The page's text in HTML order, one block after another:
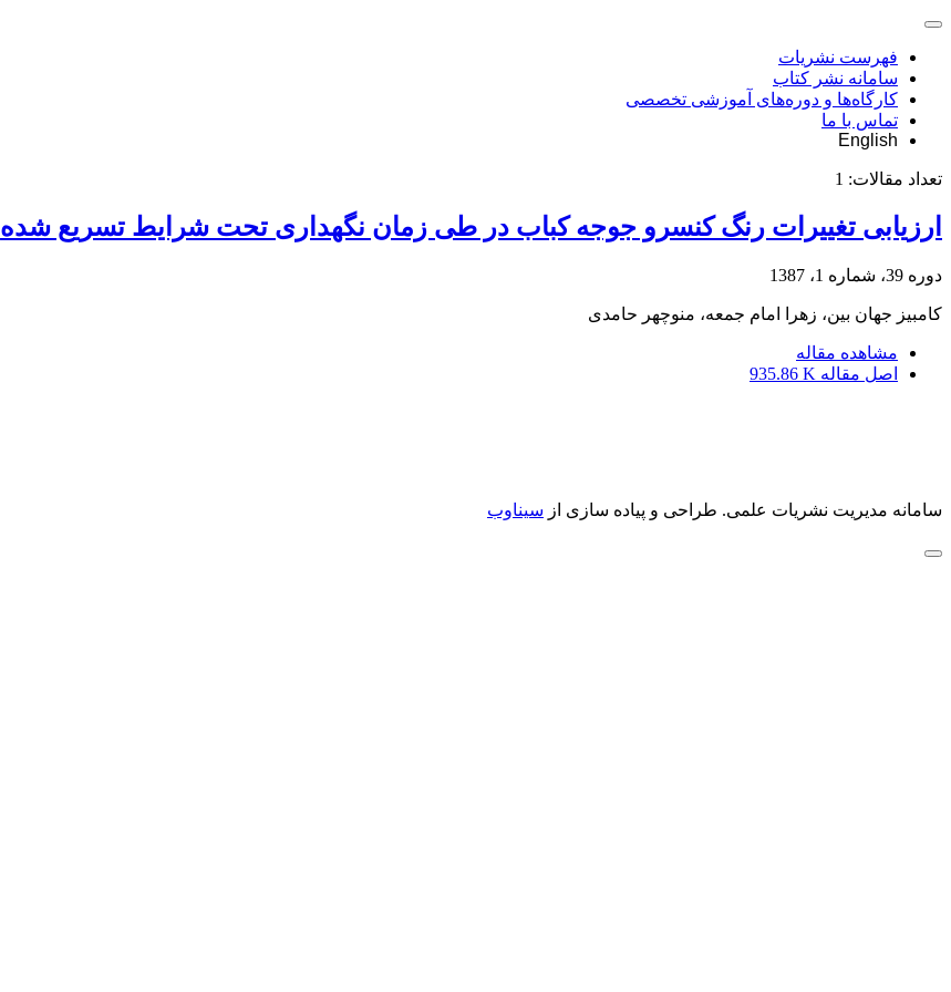
فهرست نشریات
سامانه نشر کتاب
کارگاه‌ها و دوره‌های آموزشی تخصصی
تماس با ما
English
تعداد مقالات: 1
ارزیابی تغییرات رنگ کنسرو جوجه کباب در طی زمان نگهداری تحت شرایط تسریع شده
دوره 39، شماره 1، 1387
کامبیز جهان بین، زهرا امام جمعه، منوچهر حامدی
مشاهده مقاله
اصل مقاله 935.86 K
سامانه مدیریت نشریات علمی. طراحی و پیاده سازی از سیناوب